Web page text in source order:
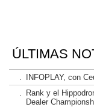
ÚLTIMAS
INFOPLAY, con
Rank y el
Dealer